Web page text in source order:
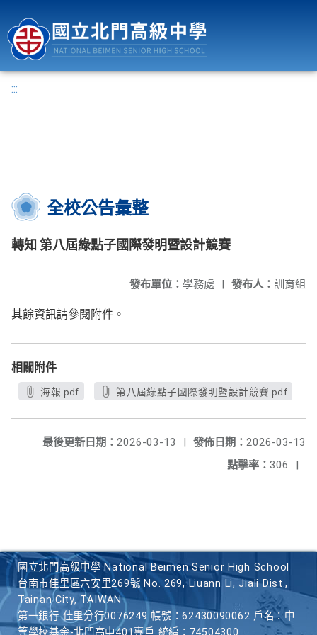
:::
全校公告彙整
轉知 第八屆綠點子國際發明暨設計競賽
發布人： 訓育組
發布單位： 學務處 |
其餘資訊請參閱附件。
相關附件
海報.pdf 第八屆綠點子國際發明暨設計競賽.pdf
發佈日期： 2026-03-13
最後更新日期： 2026-03-13
|
點擊率： 306 |
國立北門高級中學 National Beimen Senior High School
台南市佳里區六安里269號 No. 269, Liuann Li, Jiali Dist.,
Tainan City, TAIWAN
第一銀行 佳里分行0076249 帳號：62430090062 戶名：中
等學校基金-北門高中401專戶 統編：74504300